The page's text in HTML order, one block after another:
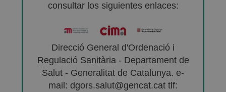
consultar los siguientes enlaces:
Direcció General d'Ordenació i
Regulació Sanitària - Departament de
Salut - Generalitat de Catalunya. e-
mail: dgors.salut@gencat.cat tlf: